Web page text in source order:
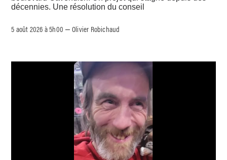
décennies. Une résolution du conseil
5 août 2026 à 5h00 –Olivier Robichaud